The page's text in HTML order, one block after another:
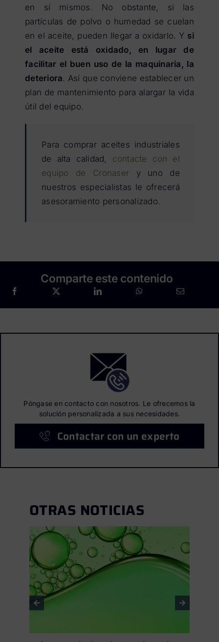
Póngase en contacto con nosotros. Le ofrecemos la
solución personalizada a sus necesidades.
Contactar con un experto
en sí mismos. No obstante, si las
partículas de polvo o humedad se cuelan
en el aceite, pueden llegar a oxidarlo. Y si
el aceite está oxidado, en lugar de
facilitar el buen uso de la maquinaria, la
deteriora. Así que conviene establecer un
plan de mantenimiento para alargar la vida
útil del equipo.
Para comprar aceites industriales
de alta calidad, contacte con el
equipo de Cronaser y uno de
nuestros especialistas le ofrecerá
asesoramiento personalizado.
Comparte este contenido
OTRAS NOTICIAS